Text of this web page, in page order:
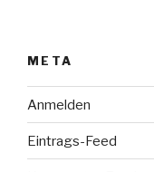
META
Anmelden
Eintrags-Feed